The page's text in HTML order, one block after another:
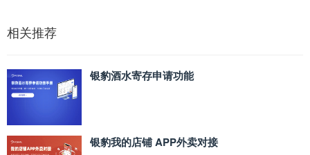
相关推荐
银豹酒水寄存申请功能
银豹我的店铺 APP外卖对接